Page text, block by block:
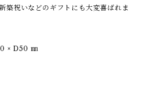
築祝いなどのギフトにも大変喜ばれま
× D50 ㎜